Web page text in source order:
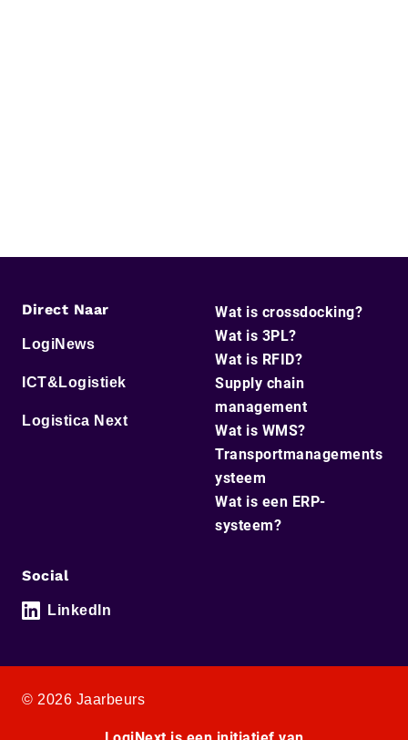
Direct Naar
LogiNews
ICT&Logistiek
Logistica Next
Wat is crossdocking?
Wat is 3PL?
Wat is RFID?
Supply chain
management
Wat is WMS?
Transportmanagements
ysteem
Wat is een ERP-
systeem?
Social
LinkedIn
© 2026 Jaarbeurs